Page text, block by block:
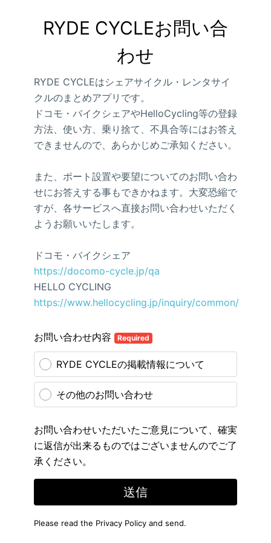
RYDE CYCLEお問い合
わせ
RYDE CYCLEはシェアサイクル・レンタサイ
クルのまとめアプリです。
ドコモ・バイクシェアやHelloCycling等の登録
方法、使い方、乗り捨て、不具合等にはお答え
できませんので、あらかじめご承知ください。
また、ポート設置や要望についてのお問い合わ
せにお答えする事もできかねます。大変恐縮で
すが、各サービスへ直接お問い合わせいただく
ようお願いいたします。
ドコモ・バイクシェア
https://docomo-cycle.jp/qa
HELLO CYCLING
https://www.hellocycling.jp/inquiry/common/
お問い合わせ内容 Required
RYDE CYCLEの掲載情報について
その他のお問い合わせ
お問い合わせいただいたご意見について、確実
に返信が出来るものではございませんのでご了
承ください。
送信
Please read the Privacy Policy and send.